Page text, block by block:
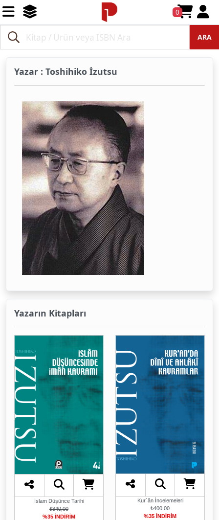
0
ARA
Yazar : Toshihiko İzutsu
Yazarın Kitapları
İslam Düşünce Tarihi
₺340,00
%35 İNDİRİM
Kur`ân İncelemeleri
₺400,00
%35 İNDİRİM